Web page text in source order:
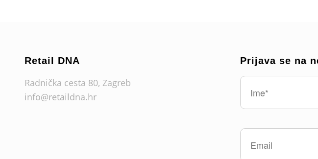
Retail DNA
Radnička cesta 80, Zagreb
info@retaildna.hr
Prijava se na